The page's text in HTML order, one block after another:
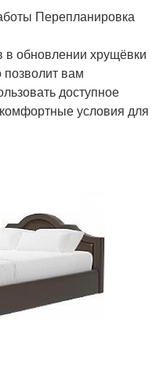
Перепланировка
обновлении хрущёвки
вам
доступное
условия для